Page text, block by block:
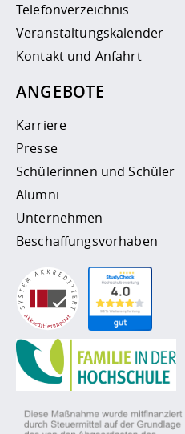
Telefonverzeichnis
Veranstaltungskalender
Kontakt und Anfahrt
ANGEBOTE
Karriere
Presse
Schülerinnen und Schüler
Alumni
Unternehmen
Beschaffungsvorhaben